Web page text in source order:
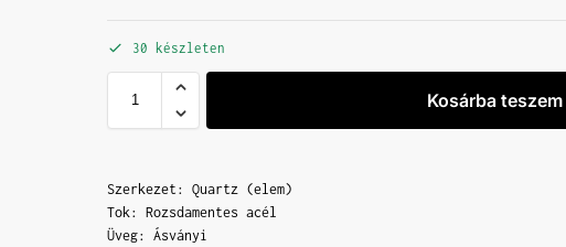
30 készleten
Kosárba teszem
Szerkezet: Quartz (elem)
Tok: Rozsdamentes acél
Üveg: Ásványi